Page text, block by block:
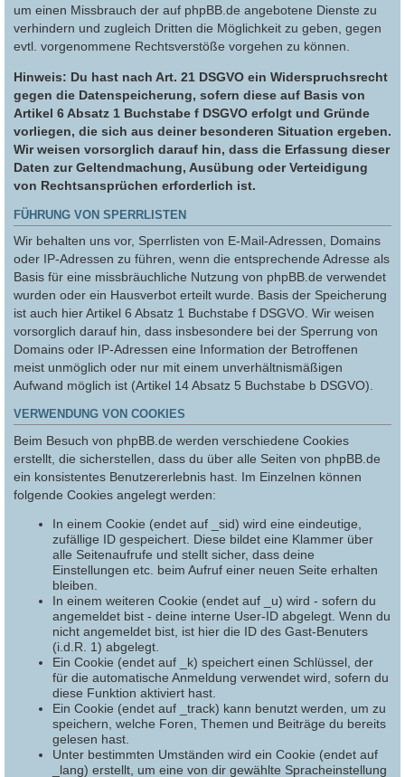
um einen Missbrauch der auf phpBB.de angebotene Dienste zu
verhindern und zugleich Dritten die Möglichkeit zu geben, gegen
evtl. vorgenommene Rechtsverstöße vorgehen zu können.
Hinweis: Du hast nach Art. 21 DSGVO ein Widerspruchsrecht
gegen die Datenspeicherung, sofern diese auf Basis von
Artikel 6 Absatz 1 Buchstabe f DSGVO erfolgt und Gründe
vorliegen, die sich aus deiner besonderen Situation ergeben.
Wir weisen vorsorglich darauf hin, dass die Erfassung dieser
Daten zur Geltendmachung, Ausübung oder Verteidigung
von Rechtsansprüchen erforderlich ist.
FÜHRUNG VON SPERRLISTEN
Wir behalten uns vor, Sperrlisten von E-Mail-Adressen, Domains
oder IP-Adressen zu führen, wenn die entsprechende Adresse als
Basis für eine missbräuchliche Nutzung von phpBB.de verwendet
wurden oder ein Hausverbot erteilt wurde. Basis der Speicherung
ist auch hier Artikel 6 Absatz 1 Buchstabe f DSGVO. Wir weisen
vorsorglich darauf hin, dass insbesondere bei der Sperrung von
Domains oder IP-Adressen eine Information der Betroffenen
meist unmöglich oder nur mit einem unverhältnismäßigen
Aufwand möglich ist (Artikel 14 Absatz 5 Buchstabe b DSGVO).
VERWENDUNG VON COOKIES
Beim Besuch von phpBB.de werden verschiedene Cookies
erstellt, die sicherstellen, dass du über alle Seiten von phpBB.de
ein konsistentes Benutzererlebnis hast. Im Einzelnen können
folgende Cookies angelegt werden:
In einem Cookie (endet auf _sid) wird eine eindeutige,
zufällige ID gespeichert. Diese bildet eine Klammer über
alle Seitenaufrufe und stellt sicher, dass deine
Einstellungen etc. beim Aufruf einer neuen Seite erhalten
bleiben.
In einem weiteren Cookie (endet auf _u) wird - sofern du
angemeldet bist - deine interne User-ID abgelegt. Wenn du
nicht angemeldet bist, ist hier die ID des Gast-Benuters
(i.d.R. 1) abgelegt.
Ein Cookie (endet auf _k) speichert einen Schlüssel, der
für die automatische Anmeldung verwendet wird, sofern du
diese Funktion aktiviert hast.
Ein Cookie (endet auf _track) kann benutzt werden, um zu
speichern, welche Foren, Themen und Beiträge du bereits
gelesen hast.
Unter bestimmten Umständen wird ein Cookie (endet auf
_lang) erstellt, um eine von dir gewählte Spracheinstellung